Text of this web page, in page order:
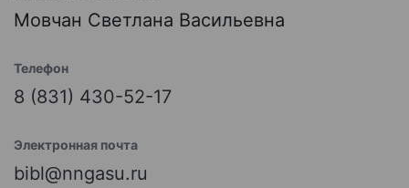
Мовчан Светлана Васильевна
Телефон
8 (831) 430-52-17
Электронная почта
bibl@nngasu.ru